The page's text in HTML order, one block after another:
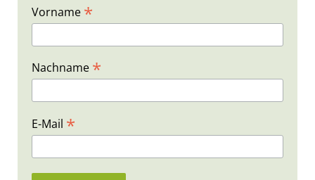
Vorname *
Nachname *
E-Mail *